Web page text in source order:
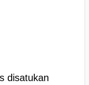
disatukan